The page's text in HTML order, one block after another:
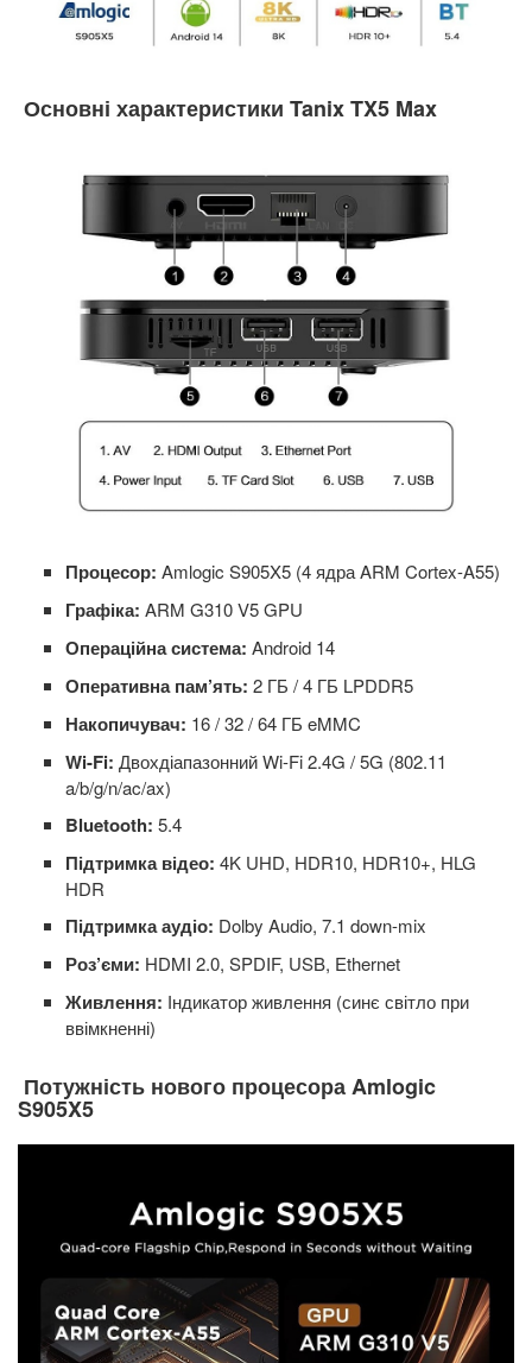
Основні характеристики Tanix TX5 Max
Процесор: Amlogic S905X5 (4 ядра ARM Cortex-A55)
Графіка: ARM G310 V5 GPU
Операційна система: Android 14
Оперативна пам’ять: 2 ГБ / 4 ГБ LPDDR5
Накопичувач: 16 / 32 / 64 ГБ eMMC
Wi-Fi: Двохдіапазонний Wi-Fi 2.4G / 5G (802.11
a/b/g/n/ac/ax)
Bluetooth: 5.4
Підтримка відео: 4K UHD, HDR10, HDR10+, HLG
HDR
Підтримка аудіо: Dolby Audio, 7.1 down-mix
Роз’єми: HDMI 2.0, SPDIF, USB, Ethernet
Живлення: Індикатор живлення (синє світло при
ввімкненні)
Потужність нового процесора Amlogic
S905X5